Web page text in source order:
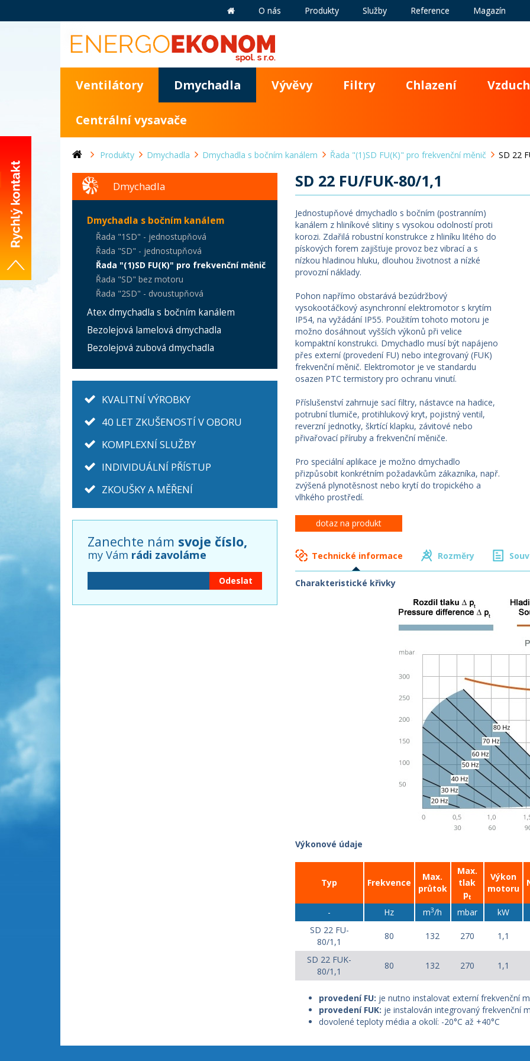
+420 281 981 055
info@energoekonom.cz
Wolkerova 433
CZ-250 82 Úvaly
O nás Produkty Služby Reference Magazín
Ventilátory Dmychadla Vývěvy Filtry Chlazení
Centrální vysavače
Produkty Dmychadla Dmychadla s bočním kanálem Řada "(1)SD FU(K)" pro frekvenční měnič SD 22
SD 22 FU/FUK-80/1,1
Jednostupňové dmychadlo s bočním (postranním)
kanálem z hliníkové slitiny s vysokou odolností proti
korozi. Zdařilá robustní konstrukce z hliníku litého do
pískových forem zajišťuje provoz bez vibrací a s
nízkou hladinou hluku, dlouhou životnost a nízké
provozní náklady.
Pohon napřímo obstarává bezúdržbový
vysokootáčkový asynchronní elektromotor s krytím
IP54, na vyžádání IP55. Použitím tohoto motoru je
možno dosáhnout vyšších výkonů při velice
kompaktní konstrukci. Dmychadlo musí být napájeno
přes externí (provedení FU) nebo integrovaný (FUK)
frekvenční měnič. Elektromotor je ve standardu
osazen PTC termistory pro ochranu vinutí.
Příslušenství zahrnuje sací filtry, nástavce na hadice,
potrubní tlumiče, protihlukový kryt, pojistný ventil,
reverzní jednotky, škrtící klapku, závitové nebo
přivařovací příruby a frekvenční měniče.
Pro speciální aplikace je možno dmychadlo
přizpůsobit konkrétním požadavkům zákazníka, např.
zvýšená plynotěsnost nebo krytí do tropického a
vlhkého prostředí.
dotaz na produkt
Technické informace Rozměry
Charakteristické křivky
Výkonové údaje
Typ Frekvence
Max.
průtok
Max.
tlak
pt
Výkon
motoru
- Hz m3/h mbar
kW
SD 22 FU-
80/1,1
80 132 270 1,1
SD 22 FUK-
80/1,1
80 132 270 1,1
provedení FU: je nutno instalovat externí frekvenční
provedení FUK: je instalován integrovaný frekvenční
dovolené teploty média a okolí: -20°C až +40°C
Dmychadla
Dmychadla s bočním kanálem
Řada "1SD" - jednostupňová
Řada "SD" - jednostupňová
Řada "(1)SD FU(K)" pro frekvenční měnič
Řada "SD" bez motoru
Řada "2SD" - dvoustupňová
Atex dmychadla s bočním kanálem
Bezolejová lamelová dmychadla
Bezolejová zubová dmychadla
KVALITNÍ VÝROBKY
40 LET ZKUŠENOSTÍ V OBORU
KOMPLEXNÍ SLUŽBY
INDIVIDUÁLNÍ PŘÍSTUP
ZKOUŠKY A MĚŘENÍ
Zanechte nám svoje číslo,
my Vám rádi zavoláme